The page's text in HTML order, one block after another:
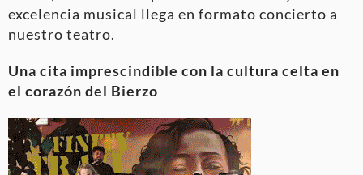
excelencia musical llega en formato concierto a
nuestro teatro.
Una cita imprescindible con la cultura celta en
el corazón del Bierzo